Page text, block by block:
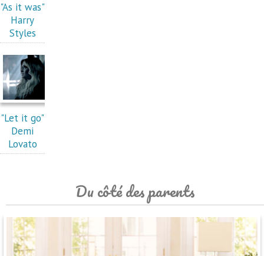
"As it was"
Harry
Styles
"Let it go"
Demi
Lovato
Du côté des parents